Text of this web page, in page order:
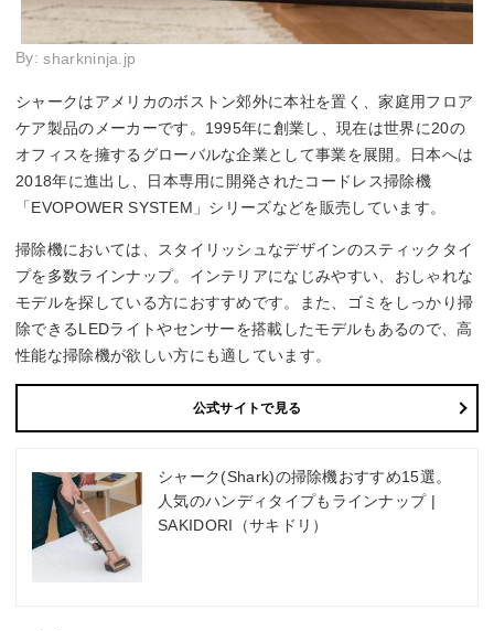
By:sharkninja.jp
シャークはアメリカのボストン郊外に本社を置く、家庭用フロア
ケア製品のメーカーです。1995年に創業し、現在は世界に20の
オフィスを擁するグローバルな企業として事業を展開。日本へは
2018年に進出し、日本専用に開発されたコードレス掃除機
「EVOPOWER SYSTEM」シリーズなどを販売しています。
掃除機においては、スタイリッシュなデザインのスティックタイ
プを多数ラインナップ。インテリアになじみやすい、おしゃれな
モデルを探している方におすすめです。また、ゴミをしっかり掃
除できるLEDライトやセンサーを搭載したモデルもあるので、高
性能な掃除機が欲しい方にも適しています。
公式サイトで見る
シャーク(Shark)の掃除機おすすめ15選。
人気のハンディタイプもラインナップ |
SAKIDORI（サキドリ）